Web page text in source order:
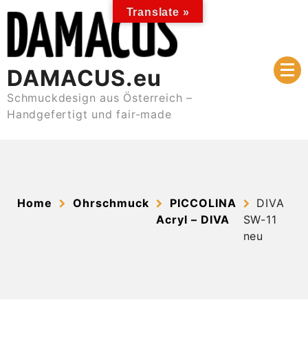
content
DAMACUS.eu
Schmuckdesign aus Österreich –
Handgefertigt und fair-made
Home Ohrschmuck
PICCOLINA
Acryl – DIVA
DIVA
SW-11
neu
Translate »